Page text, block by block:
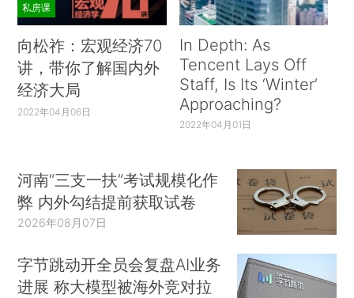
私房课
向松祚：宏观经济70
讲，带你了解国内外
经济大局
2022年04月06日
In Depth: As
Tencent Lays Off
Staff, Is Its ‘Winter’
Approaching?
2022年04月01日
河南“三支一扶”考试规模化作
弊 内外勾结提前获取试卷
2026年08月07日
字节跳动开全员会复盘AI业务
进展 称大模型被海外竞对拉